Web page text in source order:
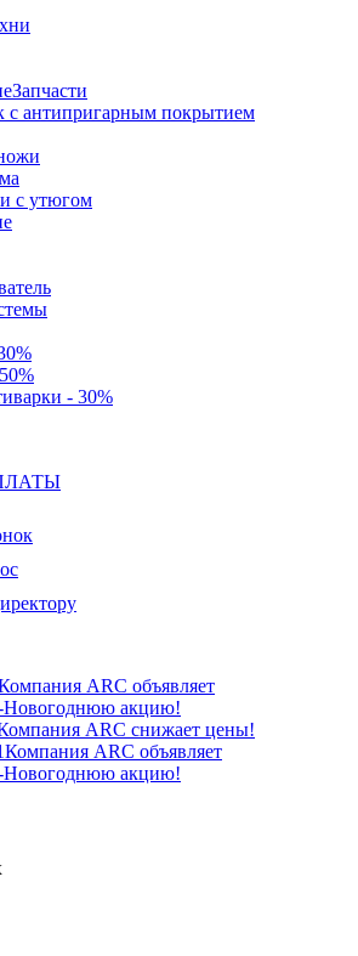
Запчасти
с антипригарным покрытием
с утюгом
- 30%
ARC объявляет
Новогоднюю акцию!
ARC​ снижает цены!
Компания ARC объявляет
Новогоднюю акцию!